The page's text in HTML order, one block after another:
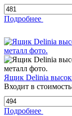
Подробнее
Ящик Delinia
Входит в
Подробнее